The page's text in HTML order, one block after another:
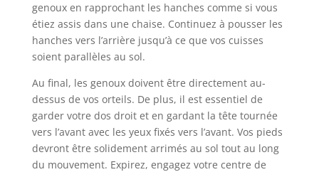
genoux en rapprochant les hanches comme si vous
étiez assis dans une chaise. Continuez à pousser les
hanches vers l’arrière jusqu’à ce que vos cuisses
soient parallèles au sol.
Au final, les genoux doivent être directement au-
dessus de vos orteils. De plus, il est essentiel de
garder votre dos droit et en gardant la tête tournée
vers l’avant avec les yeux fixés vers l’avant. Vos pieds
devront être solidement arrimés au sol tout au long
du mouvement. Expirez, engagez votre centre de